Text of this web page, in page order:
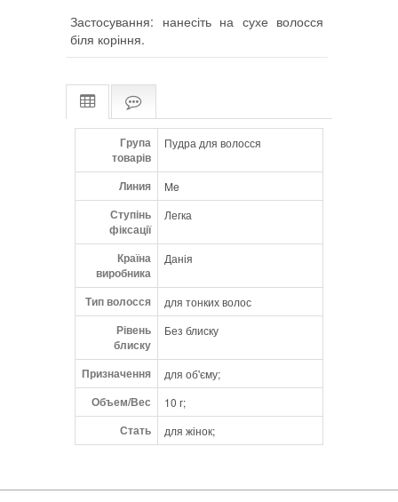
Застосування: нанесіть на сухе волосся
біля коріння.
Група
товарів
Пудра для волосся
Линия Me
Ступінь
фіксації
Легка
Країна
виробника
Данія
Тип волосся для тонких волос
Рівень
блиску
Без блиску
Призначення для об'єму;
Объем/Вес 10 г;
Стать для жінок;